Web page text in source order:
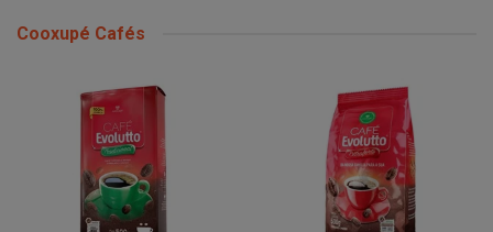
Cooxupé Cafés